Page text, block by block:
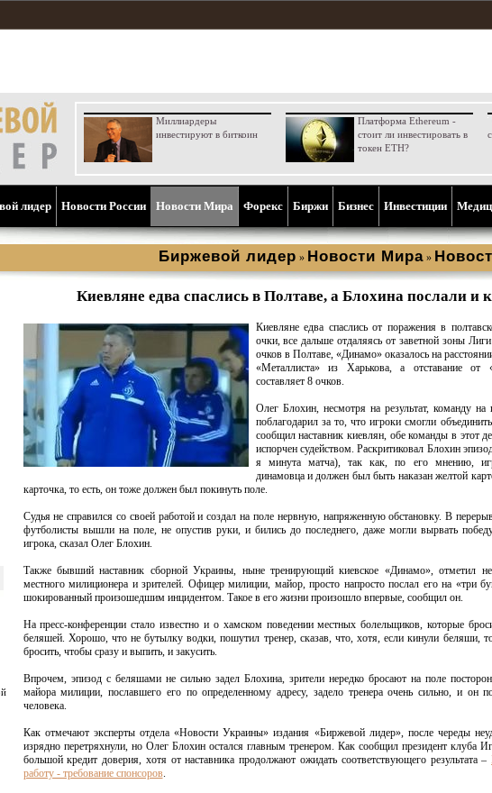
Миллиардеры
инвестируют в биткоин
Платформа Ethereum -
стоит ли инвестировать в
токен ETH?
лидер Новости России Новости Мира Форекс Биржи Бизнес Инвестиции
Биржевой лидер » Новости Мира »
Киевляне едва спаслись в Полтаве, а Блохина послали и
Киевляне едва спаслись от поражения в
очки, все дальше отдаляясь от заветной зоны
очков в Полтаве, «Динамо» оказалось на
«Металлиста» из Харькова, а отставание от
составляет 8 очков.
Олег Блохин, несмотря на результат, команду на
поблагодарил за то, что игроки смогли
сообщил наставник киевлян, обе команды в этот
испорчен судейством. Раскритиковал Блохин
я минута матча), так как, по его мнению,
динамовца и должен был быть наказан желтой
карточка, то есть, он тоже должен был покинуть поле.
Судья не справился со своей работой и создал на поле нервную, напряженную обстановку. В
футболисты вышли на поле, не опустив руки, и бились до последнего, даже могли вырвать
игрока, сказал Олег Блохин.
Также бывший наставник сборной Украины, ныне тренирующий киевское «Динамо», отметил
местного милиционера и зрителей. Офицер милиции, майор, просто напросто послал его на «три
шокированный произошедшим инцидентом. Такое в его жизни произошло впервые, сообщил он.
На пресс-конференции стало известно и о хамском поведении местных болельщиков, которые
беляшей. Хорошо, что не бутылку водки, пошутил тренер, сказав, что, хотя, если кинули беляши,
бросить, чтобы сразу и выпить, и закусить.
Впрочем, эпизод с беляшами не сильно задел Блохина, зрители нередко бросают на поле
майора милиции, пославшего его по определенному адресу, задело тренера очень сильно, и он
человека.
Как отмечают эксперты отдела «Новости Украины» издания «Биржевой лидер», после череды
изрядно перетряхнули, но Олег Блохин остался главным тренером. Как сообщил президент клуба
большой кредит доверия, хотя от наставника продолжают ожидать соответствующего результата –
работу - требование спонсоров.